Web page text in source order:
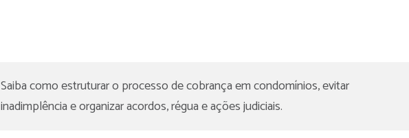
Saiba como estruturar o processo de cobrança em condomínios, evitar
inadimplência e organizar acordos, régua e ações judiciais.